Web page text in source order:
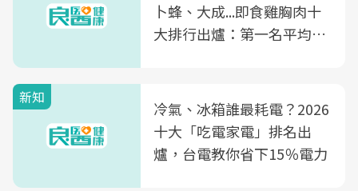
卜蜂、大成...即食雞胸肉十
大排行出爐：第一名平均一
新知
冷氣、冰箱誰最耗電？2026
十大「吃電家電」排名出
爐，台電教你省下15％電力